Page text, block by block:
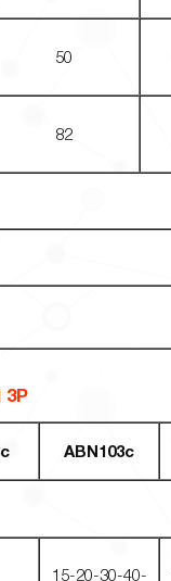
50
82
ABN103c
15-20-30-40-